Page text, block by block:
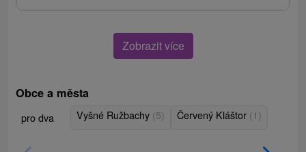
Zobrazit více
Obce a města
pro dva Vyšné Ružbachy (5) Červený Kláštor (1)